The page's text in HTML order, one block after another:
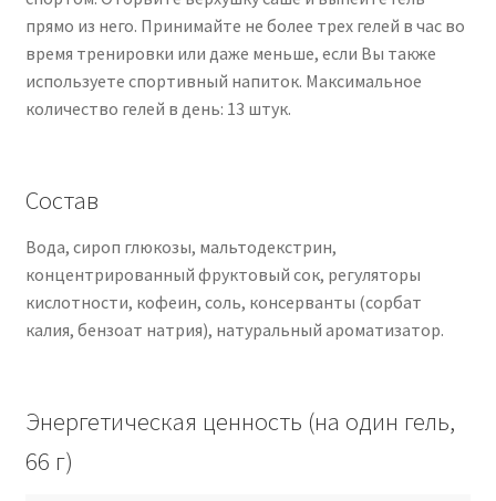
прямо из него. Принимайте не более трех гелей в час во
время тренировки или даже меньше, если Вы также
используете спортивный напиток. Максимальное
количество гелей в день: 13 штук.
Состав
Вода, сироп глюкозы, мальтодекстрин,
концентрированный фруктовый сок, регуляторы
кислотности, кофеин, соль, консерванты (сорбат
калия, бензоат натрия), натуральный ароматизатор.
Энергетическая ценность (на один гель,
66 г)